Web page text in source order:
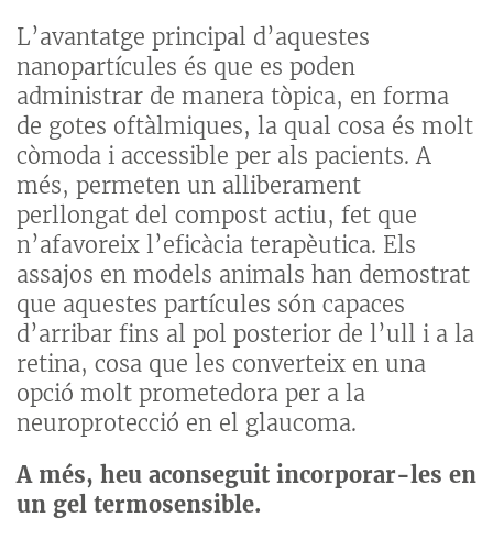
L’avantatge principal d’aquestes
nanopartícules és que es poden
administrar de manera tòpica, en forma
de gotes oftàlmiques, la qual cosa és molt
còmoda i accessible per als pacients. A
més, permeten un alliberament
perllongat del compost actiu, fet que
n’afavoreix l’eficàcia terapèutica. Els
assajos en models animals han demostrat
que aquestes partícules són capaces
d’arribar fins al pol posterior de l’ull i a la
retina, cosa que les converteix en una
opció molt prometedora per a la
neuroprotecció en el glaucoma.
A més, heu aconseguit incorporar-les en
un gel termosensible.